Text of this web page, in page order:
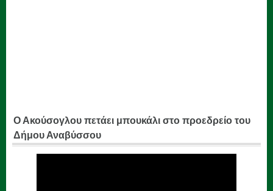
Ο Ακούσογλου πετάει μπουκάλι στο προεδρείο του
Δήμου Αναβύσσου